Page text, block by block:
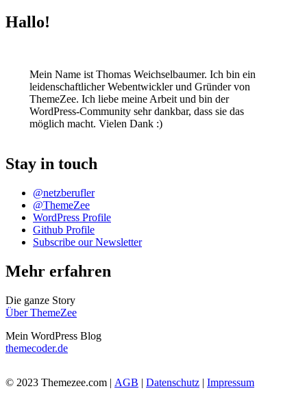
Hallo!
Mein Name ist Thomas Weichselbaumer. Ich bin ein
leidenschaftlicher Webentwickler und Gründer von
ThemeZee. Ich liebe meine Arbeit und bin der
WordPress-Community sehr dankbar, dass sie das
möglich macht. Vielen Dank :)
Stay in touch
@netzberufler
@ThemeZee
WordPress Profile
Github Profile
Subscribe our Newsletter
Mehr erfahren
Die ganze Story
Über ThemeZee
Mein WordPress Blog
themecoder.de
© 2023 Themezee.com | AGB | Datenschutz | Impressum